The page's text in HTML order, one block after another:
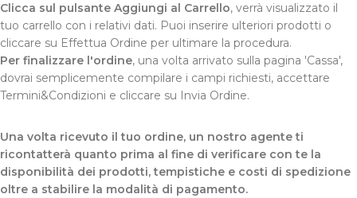
Clicca sul pulsante Aggiungi al Carrello, verrà visualizzato il
tuo carrello con i relativi dati. Puoi inserire ulteriori prodotti o
cliccare su Effettua Ordine per ultimare la procedura.
Per finalizzare l'ordine, una volta arrivato sulla pagina 'Cassa',
dovrai semplicemente compilare i campi richiesti, accettare
Termini&Condizioni e cliccare su Invia Ordine.
Una volta ricevuto il tuo ordine, un nostro agente ti
ricontatterà quanto prima al fine di verificare con te la
disponibilità dei prodotti, tempistiche e costi di spedizione
oltre a stabilire la modalità di pagamento.